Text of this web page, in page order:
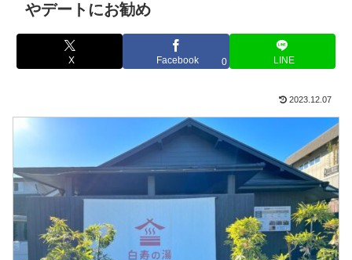
やデートにお勧め
X Facebook 0 LINE
2023.12.07